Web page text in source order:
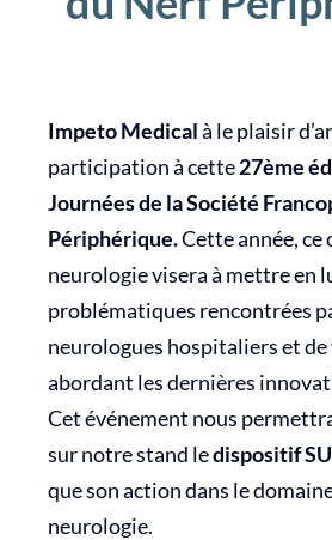
Impeto Medicalà le plaisir
participation à cette27ème
Journées de la Société
Périphérique.Cette année, ce
neurologie visera à mettre en
problématiques rencontrées
neurologues hospitaliers et
abordant les dernières
Cet événement nous
sur notre stand ledispositif
que son action dans le
neurologie.